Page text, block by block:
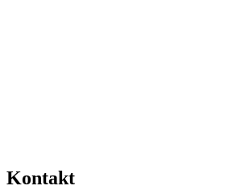
Kontakt